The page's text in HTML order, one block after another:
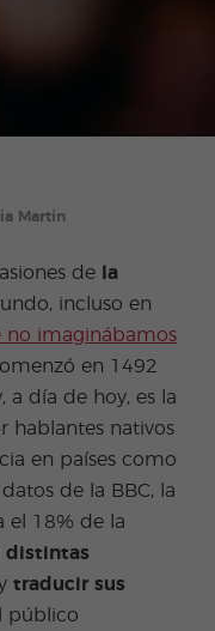
Martin
de
la
incluso en
no imaginábamos
en 1492
a día de hoy, es la
hablantes nativos
en países como
de la BBC, la
el 18% de la
distintas
ytraducir sus
público